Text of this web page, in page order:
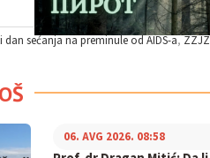
dan sećanja na preminule od AIDS-a
06. AVG 2026. 08:58